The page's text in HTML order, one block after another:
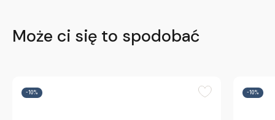
Może ci się to spodobać
-10% -10%